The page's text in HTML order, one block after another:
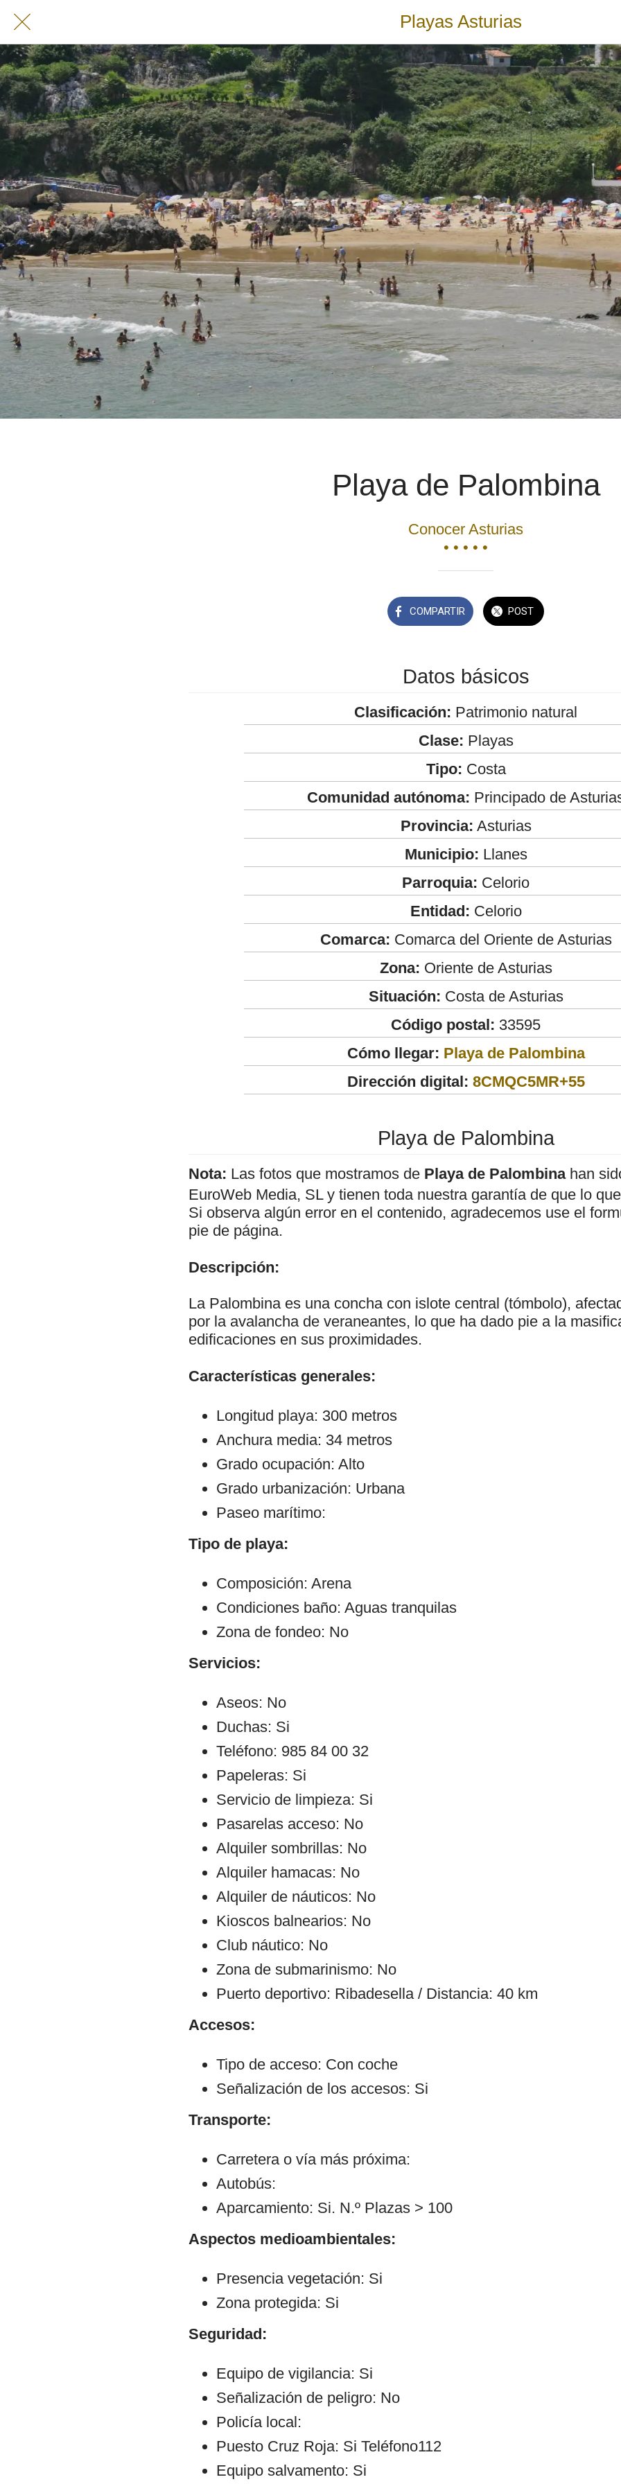
Playas Asturias
Playa de Palombina
Conocer Asturias
• • • • •
COMPARTIR POST
Datos básicos
Clasificación: Patrimonio natural
Clase: Playas
Tipo: Costa
Comunidad autónoma: Principado de
Provincia: Asturias
Municipio: Llanes
Parroquia: Celorio
Entidad: Celorio
Comarca: Comarca del Oriente de Asturias
Zona: Oriente de Asturias
Situación: Costa de Asturias
Código postal: 33595
Cómo llegar: Playa de Palombina
Dirección digital: 8CMQC5MR+55
Playa de Palombina
Nota: Las fotos que mostramos de Playa de Palombinahan
EuroWeb Media, SL y tienen toda nuestra garantía de que lo
Si observa algún error en el contenido, agradecemos use el
pie de página.
Descripción:
La Palombina es una concha con islote central (tómbolo),
por la avalancha de veraneantes, lo que ha dado pie a la
edificaciones en sus proximidades.
Características generales:
Longitud playa: 300 metros
Anchura media: 34 metros
Grado ocupación: Alto
Grado urbanización: Urbana
Paseo marítimo:
Tipo de playa:
Composición: Arena
Condiciones baño: Aguas tranquilas
Zona de fondeo: No
Servicios:
Aseos: No
Duchas: Si
Teléfono: 985 84 00 32
Papeleras: Si
Servicio de limpieza: Si
Pasarelas acceso: No
Alquiler sombrillas: No
Alquiler hamacas: No
Alquiler de náuticos: No
Kioscos balnearios: No
Club náutico: No
Zona de submarinismo: No
Puerto deportivo: Ribadesella / Distancia: 40 km
Accesos:
Tipo de acceso: Con coche
Señalización de los accesos: Si
Transporte:
Carretera o vía más próxima:
Autobús:
Aparcamiento: Si. N.º Plazas > 100
Aspectos medioambientales:
Presencia vegetación: Si
Zona protegida: Si
Seguridad:
Equipo de vigilancia: Si
Señalización de peligro: No
Policía local:
Puesto Cruz Roja: Si Teléfono112
Equipo salvamento: Si